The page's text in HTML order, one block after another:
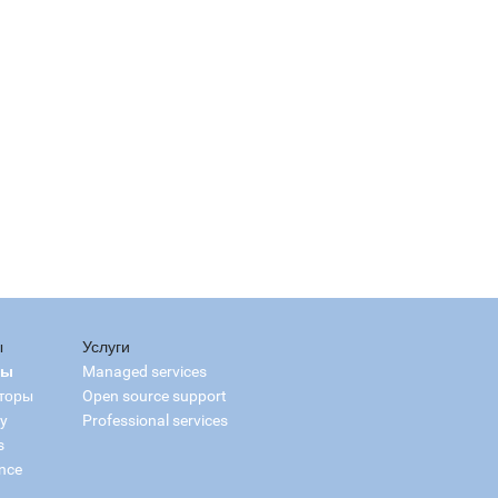
Услуги
Managed services
Open source support
Professional services